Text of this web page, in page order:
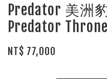
Predator 美洲
Predator
NT$ 77,000